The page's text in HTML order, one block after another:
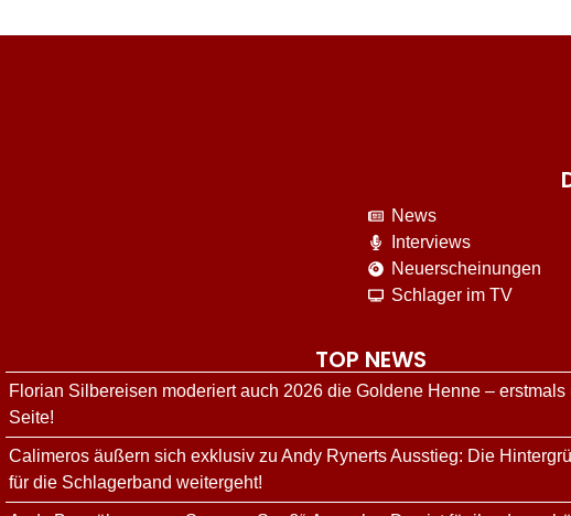
News
Interviews
Neuerscheinungen
Schlager im TV
TOP NEWS
Florian Silbereisen moderiert auch 2026 die Goldene Henne –
Seite!
Calimeros äußern sich exklusiv zu Andy Rynerts Ausstieg: Die
für die Schlagerband weitergeht!